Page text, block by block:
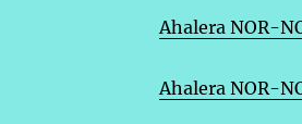
Ahalera NOR-
Ahalera NOR-